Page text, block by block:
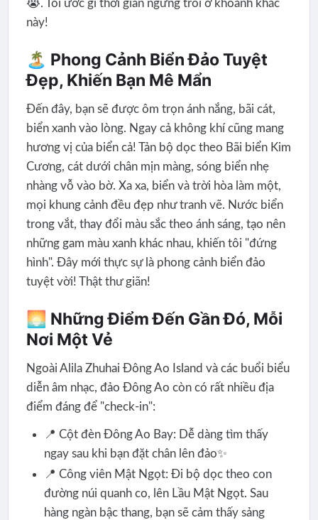
😭. Tôi ước gì thời gian ngừng trôi ở khoảnh khắc
này!
🏝️ Phong Cảnh Biển Đảo Tuyệt
Đẹp, Khiến Bạn Mê Mẩn
Đến đây, bạn sẽ được ôm trọn ánh nắng, bãi cát,
biển xanh vào lòng. Ngay cả không khí cũng mang
hương vị của biển cả! Tản bộ dọc theo Bãi biển Kim
Cương, cát dưới chân mịn màng, sóng biển nhẹ
nhàng vỗ vào bờ. Xa xa, biển và trời hòa làm một,
mọi khung cảnh đều đẹp như tranh vẽ. Nước biển
trong vắt, thay đổi màu sắc theo ánh sáng, tạo nên
những gam màu xanh khác nhau, khiến tôi "đứng
hình". Đây mới thực sự là phong cảnh biển đảo
tuyệt vời! Thật thư giãn!
🌅 Những Điểm Đến Gần Đó, Mỗi
Nơi Một Vẻ
Ngoài Alila Zhuhai Đông Ao Island và các buổi biểu
diễn âm nhạc, đảo Đông Ao còn có rất nhiều địa
điểm đáng để "check-in":
📍 Cột đèn Đông Ao Bay: Dễ dàng tìm thấy
ngay sau khi bạn đặt chân lên đảo✨
📍 Công viên Mật Ngọt: Đi bộ dọc theo con
đường núi quanh co, lên Lầu Mật Ngọt. Sau
hàng ngàn bậc thang, bạn sẽ cảm thấy sảng